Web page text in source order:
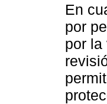
En
por
por